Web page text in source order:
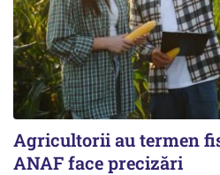
Agricultorii au termen
ANAF face precizări